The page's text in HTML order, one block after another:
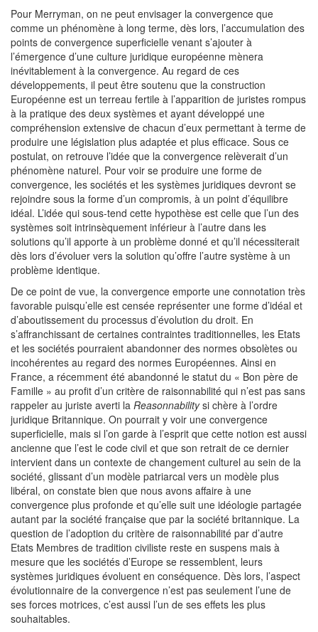
Pour Merryman, on ne peut envisager la convergence que
comme un phénomène à long terme, dès lors, l’accumulation des
points de convergence superficielle venant s’ajouter à
l’émergence d’une culture juridique européenne mènera
inévitablement à la convergence. Au regard de ces
développements, il peut être soutenu que la construction
Européenne est un terreau fertile à l’apparition de juristes rompus
à la pratique des deux systèmes et ayant développé une
compréhension extensive de chacun d’eux permettant à terme de
produire une législation plus adaptée et plus efficace. Sous ce
postulat, on retrouve l’idée que la convergence relèverait d’un
phénomène naturel. Pour voir se produire une forme de
convergence, les sociétés et les systèmes juridiques devront se
rejoindre sous la forme d’un compromis, à un point d’équilibre
idéal. L’idée qui sous-tend cette hypothèse est celle que l’un des
systèmes soit intrinsèquement inférieur à l’autre dans les
solutions qu’il apporte à un problème donné et qu’il nécessiterait
dès lors d’évoluer vers la solution qu’offre l’autre système à un
problème identique.
De ce point de vue, la convergence emporte une connotation très
favorable puisqu’elle est censée représenter une forme d’idéal et
d’aboutissement du processus d’évolution du droit. En
s’affranchissant de certaines contraintes traditionnelles, les Etats
et les sociétés pourraient abandonner des normes obsolètes ou
incohérentes au regard des normes Européennes. Ainsi en
France, a récemment été abandonné le statut du « Bon père de
Famille » au profit d’un critère de raisonnabilité qui n’est pas sans
rappeler au juriste averti la Reasonnabilitysi chère à l’ordre
juridique Britannique. On pourrait y voir une convergence
superficielle, mais si l’on garde à l’esprit que cette notion est aussi
ancienne que l’est le code civil et que son retrait de ce dernier
intervient dans un contexte de changement culturel au sein de la
société, glissant d’un modèle patriarcal vers un modèle plus
libéral, on constate bien que nous avons affaire à une
convergence plus profonde et qu’elle suit une idéologie partagée
autant par la société française que par la société britannique. La
question de l’adoption du critère de raisonnabilité par d’autre
Etats Membres de tradition civiliste reste en suspens mais à
mesure que les sociétés d’Europe se ressemblent, leurs
systèmes juridiques évoluent en conséquence. Dès lors, l’aspect
évolutionnaire de la convergence n’est pas seulement l’une de
ses forces motrices, c’est aussi l’un de ses effets les plus
souhaitables.